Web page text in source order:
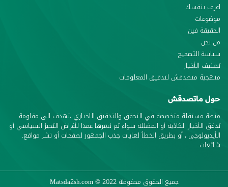
اعرف بنفسك
موضوعات
الحقيقة فين
من نحن
سياسة التصحيح
تصنيف الأخبار
منهجية متصدقش لتدقيق المعلومات
حول ماتصدقش
منصة مستقلة متخصصة في التحقق والتدقيق الاخباري ،تهدف الى مقاومة
تدفق الأخبار الكاذبة أو المضللة سواء تم نشرها عمدا لأغراض التحيز السياسي أو
الأيديولوجي ، أو بطريق الخطأ لغايات جذب الجمهور لصفحات أو نشر مواقع.
شائعات.
جميع الحقوق محفوظة Matsda2sh.com© 2022